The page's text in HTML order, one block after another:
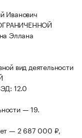
Иванович
Эллана
вид деятельности
12.0
— 19.
— 2 687 000 ₽,